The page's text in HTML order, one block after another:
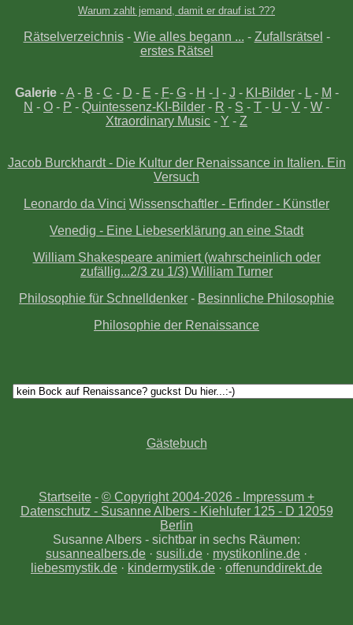
Warum zahlt jemand, damit er drauf ist ???
Rätselverzeichnis- Wie alles begann ... - Zufallsrätsel -
erstes Rätsel
Galerie-A- B - C - D - E - F- G- H -I - J - KI-Bilder- L- M -
N - O - P - Quintessenz-KI-Bilder - R - S - T - U - V - W -
Xtraordinary Music - Y - Z
Jacob Burckhardt - Die Kultur der Renaissance in Italien. Ein
Versuch
Leonardo da Vinci Wissenschaftler - Erfinder - Künstler
Venedig - Eine Liebeserklärung an eine Stadt
William Shakespeare animiert (wahrscheinlich oder
zufällig...2/3 zu 1/3) William Turner
Philosophie für Schnelldenker - Besinnliche Philosophie
Philosophie der Renaissance
Gästebuch
Startseite - © Copyright 2004-2026 - Impressum +
Datenschutz - Susanne Albers - Kiehlufer 125 - D 12059
Berlin
Susanne Albers - sichtbar in sechs Räumen:
susannealbers.de · susili.de · mystikonline.de ·
liebesmystik.de · kindermystik.de · offenunddirekt.de